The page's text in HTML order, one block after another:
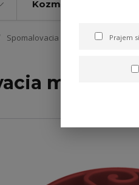
Kozmetika
Spomalovacia miska Eat Slow
miska
Prajem